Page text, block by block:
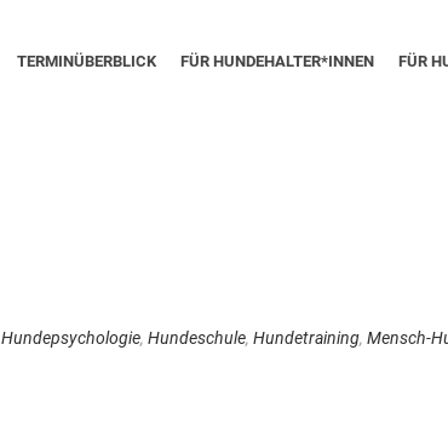
TERMINÜBERBLICK FÜR HUNDEHALTER*INNEN FÜR
Hundepsychologie, Hundeschule, Hundetraining, Mensch-